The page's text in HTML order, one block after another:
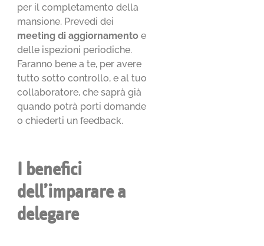
per il completamento della
mansione. Prevedi dei
meeting di aggiornamento e
delle ispezioni periodiche.
Faranno bene a te, per avere
tutto sotto controllo, e al tuo
collaboratore, che saprà già
quando potrà porti domande
o chiederti un feedback.
I benefici
dell’imparare a
delegare